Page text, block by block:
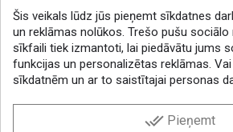
Sazināsimies
+371 286 48078
lytagra@lytagra.lv
Šis veikals lūdz jūs pieņemt sīkdatnes
un reklāmas nolūkos. Trešo pušu sociālo
sīkfaili tiek izmantoti, lai piedāvātu jums
funkcijas un personalizētas reklāmas.
sīkdatnēm un ar to saistītajai personas
done_all Pieņemt